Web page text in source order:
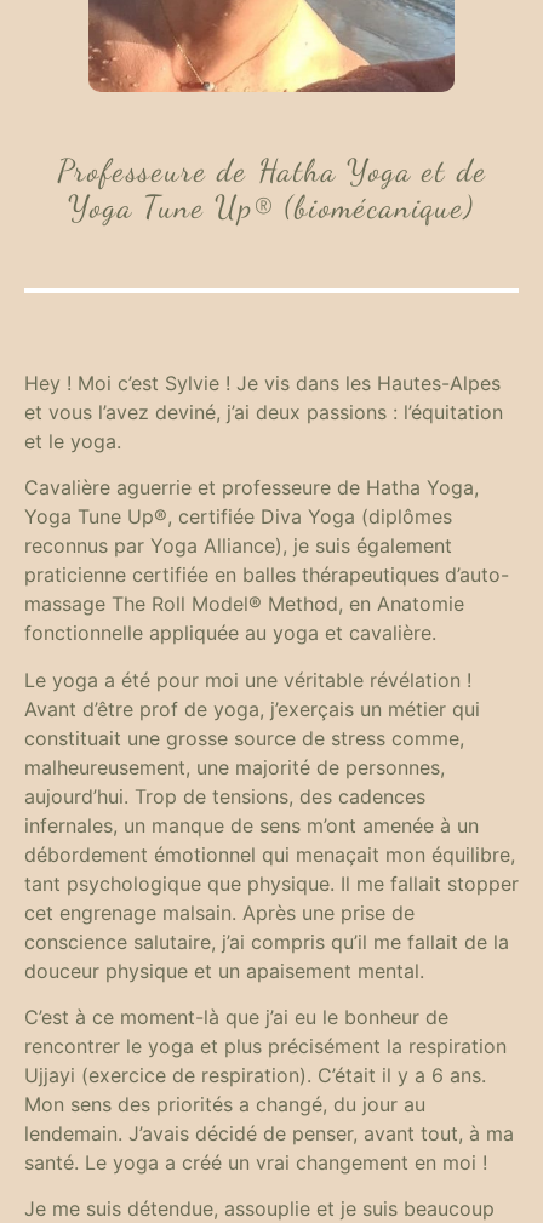
Professeure de Hatha Yoga et de
Yoga Tune Up® (biomécanique)
Hey ! Moi c’est Sylvie ! Je vis dans les Hautes-Alpes
et vous l’avez deviné, j’ai deux passions : l’équitation
et le yoga.
Cavalière aguerrie et professeure de Hatha Yoga,
Yoga Tune Up®, certifiée Diva Yoga (diplômes
reconnus par Yoga Alliance), je suis également
praticienne certifiée en balles thérapeutiques d’auto-
massage The Roll Model® Method, en Anatomie
fonctionnelle appliquée au yoga et cavalière.
Le yoga a été pour moi une véritable révélation !
Avant d’être prof de yoga, j’exerçais un métier qui
constituait une grosse source de stress comme,
malheureusement, une majorité de personnes,
aujourd’hui. Trop de tensions, des cadences
infernales, un manque de sens m’ont amenée à un
débordement émotionnel qui menaçait mon équilibre,
tant psychologique que physique. Il me fallait stopper
cet engrenage malsain. Après une prise de
conscience salutaire, j’ai compris qu’il me fallait de la
douceur physique et un apaisement mental.
C’est à ce moment-là que j’ai eu le bonheur de
rencontrer le yoga et plus précisément la respiration
Ujjayi (exercice de respiration). C’était il y a 6 ans.
Mon sens des priorités a changé, du jour au
lendemain. J’avais décidé de penser, avant tout, à ma
santé. Le yoga a créé un vrai changement en moi !
Je me suis détendue, assouplie et je suis beaucoup